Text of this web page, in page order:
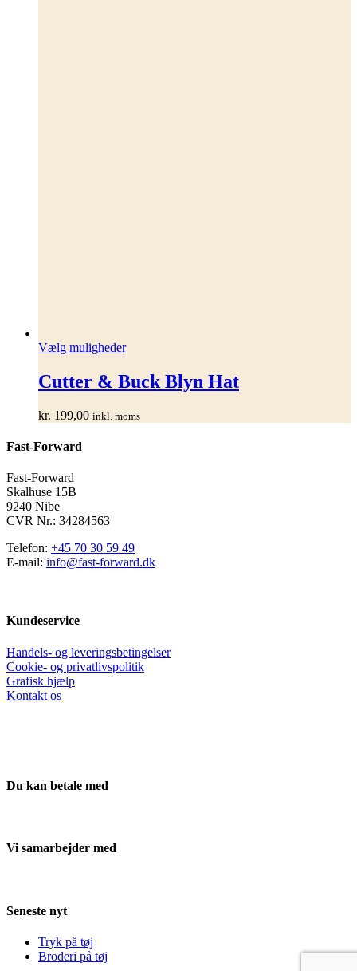
Vælg mulighederDette
har
flere
Mulighederne
Cutter & Buck Blyn Hat
kr. 199,00 inkl. moms
Fast-Forward
Fast-Forward
Skalhuse 15B
9240 Nibe
CVR Nr.: 34284563
Telefon: +45 70 30 59 49
E-mail: info@fast-forward.dk
Kundeservice
Handels- og leveringsbetingelser
Cookie- og privatlivspolitik
Grafisk hjælp
Kontakt os
Du kan betale med
Vi samarbejder med
Seneste nyt
Tryk på tøj
Broderi på tøj